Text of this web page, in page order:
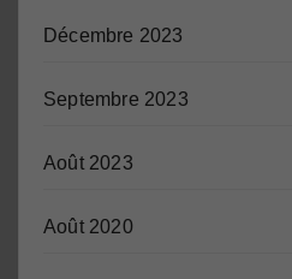
Décembre 2023
Septembre 2023
Août 2023
Août 2020